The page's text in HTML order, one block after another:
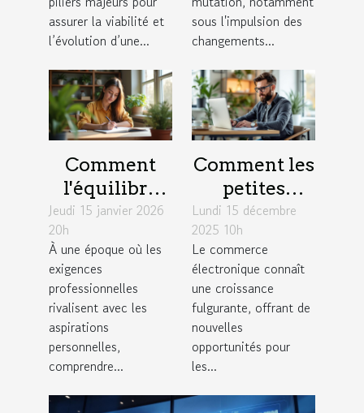
assurer la viabilité et
l’évolution d’une...
travail ?
sous l'impulsion des
changements...
Comment
l'équilibre
travail-vie
personnelle
influence la
créativité?
Jeudi 15 janvier 2026
20h
À une époque où les
exigences
professionnelles
rivalisent avec les
aspirations
personnelles,
comprendre...
Comment les
petites
entreprises
peuvent
exploiter les
tendances du
commerce
électronique
?
Lundi 15 décembre
2025 10h
Le commerce
électronique connaît
une croissance
fulgurante, offrant de
nouvelles
opportunités pour
les...